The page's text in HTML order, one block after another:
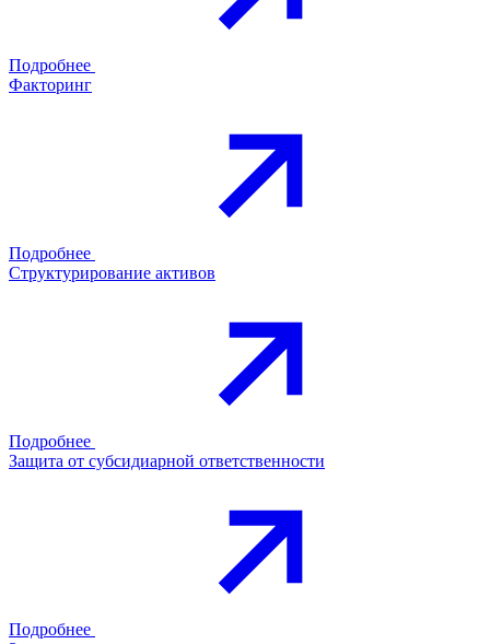
Подробнее
Факторинг
Подробнее
Структурирование активов
Подробнее
Защита от субсидиарной ответственности
Подробнее